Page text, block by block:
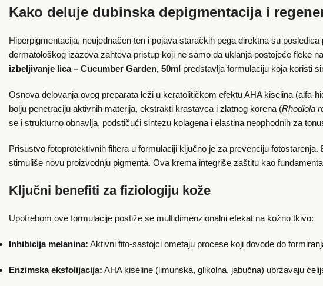
Kako deluje dubinska depigmentacija i
Hiperpigmentacija, neujednačen ten i pojava staračkih pega direktna su
dermatološkog izazova zahteva pristup koji ne samo da uklanja postojeće fleke
izbeljivanje lica – Cucumber Garden, 50ml predstavlja formulaciju koja koristi
Osnova delovanja ovog preparata leži u keratolitičkom efektu AHA kiselina
bolju penetraciju aktivnih materija, ekstrakti krastavca i zlatnog korena (Rhodiola
se i strukturno obnavlja, podstičući sintezu kolagena i elastina neophodnih za
Prisustvo fotoprotektivnih filtera u formulaciji ključno je za prevenciju
stimuliše novu proizvodnju pigmenta. Ova krema integriše zaštitu kao
Ključni benefiti za fiziologiju kože
Upotrebom ove formulacije postiže se multidimenzionalni efekat na kožno tkivo:
Inhibicija melanina: Aktivni fito-sastojci ometaju procese koji dovode do
Enzimska eksfolijacija: AHA kiseline (limunska, glikolna, jabučna) ubrzavaju